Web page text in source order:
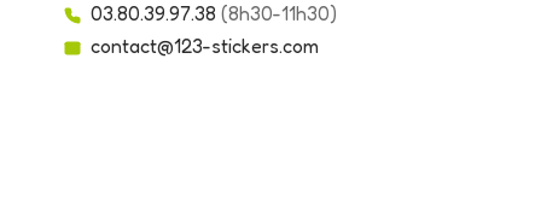
03.80.39.97.38 (8h30-11h30)
contact@123-stickers.com